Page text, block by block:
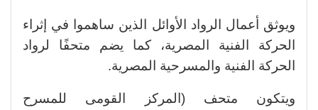
ويوثق أعمال الرواد الأوائل الذين ساهموا في إثراء
الحركة الفنية المصرية، كما يضم متحفًا لرواد
الحركة الفنية والمسرحية المصرية.
ويتكون متحف (المركز القومى للمسرح